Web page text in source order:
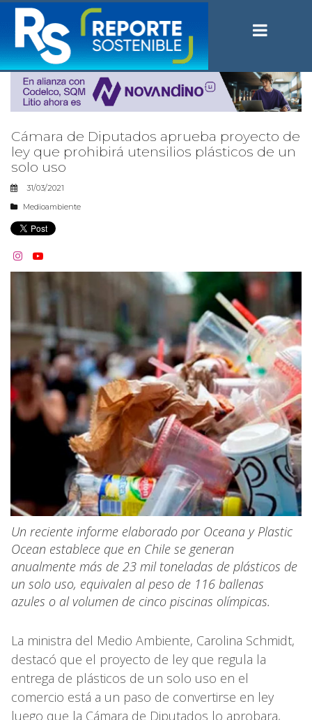
Cámara de Diputados aprueba proyecto de
ley que prohibirá utensilios plásticos de un
solo uso
31/03/2021
Medioambiente
 
Un reciente informe elaborado por Oceana y Plastic
Ocean establece que en Chile se generan
anualmente más de 23 mil toneladas de plásticos de
un solo uso, equivalen al peso de 116 ballenas
azules o al volumen de cinco piscinas olímpicas.
La ministra del Medio Ambiente, Carolina Schmidt,
destacó que el proyecto de ley que regula la
entrega de plásticos de un solo uso en el
comercio está a un paso de convertirse en ley
luego que la Cámara de Diputados lo aprobara,